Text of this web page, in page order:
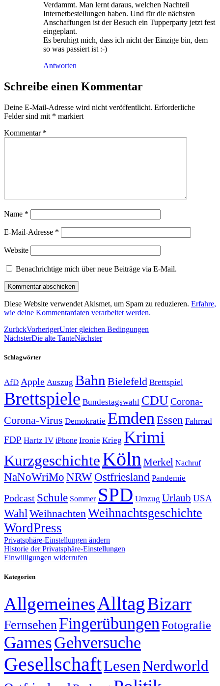
Verdammt. Man lernt daraus, welchen Nachteil
Internetbestellungen haben. Und für die nächsten
Anschaffungen ist der Besuch ein Tupperparty jetzt fest
eingeplant.
Es beruhigt mich, dass ich nicht der Einzige bin, dem
so was passiert ist :-)
Antworten
Schreibe einen Kommentar
Deine E-Mail-Adresse wird nicht veröffentlicht. Erforderliche
Felder sind mit * markiert
Kommentar *
Name *
E-Mail-Adresse *
Website
Benachrichtige mich über neue Beiträge via E-Mail.
Diese Website verwendet Akismet, um Spam zu reduzieren. Erfahre,
wie deine Kommentardaten verarbeitet werden.
ZurückVorherigerUnter gleichen Bedingungen
NächsterDie alte TanteNächster
Schlagwörter
AfD Apple Auszug Bahn Bielefeld Brettspiel
Brettspiele Bundestagswahl CDUCorona-
Corona-Virus Demokratie Emden Essen Fahrrad
FDP Hartz IV iPhone Ironie Krieg Krimi
KurzgeschichteKölnMerkel Nachruf
NaNoWriMo NRWOstfriesland Pandemie
Podcast Schule Sommer SPD Umzug Urlaub USA
WahlWeihnachtenWeihnachtsgeschichte
WordPress
Privatsphäre-Einstellungen ändern
Historie der Privatsphäre-Einstellungen
Einwilligungen widerrufen
Kategorien
AllgemeinesAlltagBizarr
Fernsehen Fingerübungen Fotografie
GamesGehversuche
GesellschaftLesen Nerdworld